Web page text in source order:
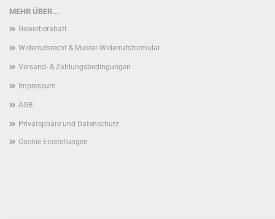
MEHR ÜBER...
Gewerberabatt
Widerrufsrecht & Muster-Widerrufsformular
Versand- & Zahlungsbedingungen
Impressum
AGB
Privatsphäre und Datenschutz
Cookie Einstellungen